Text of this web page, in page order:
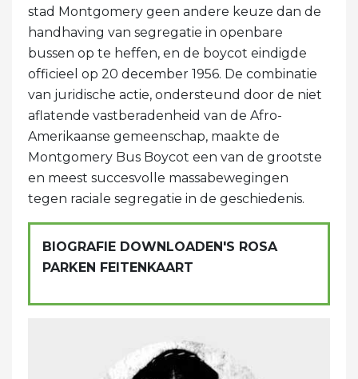
stad Montgomery geen andere keuze dan de
handhaving van segregatie in openbare
bussen op te heffen, en de boycot eindigde
officieel op 20 december 1956. De combinatie
van juridische actie, ondersteund door de niet
aflatende vastberadenheid van de Afro-
Amerikaanse gemeenschap, maakte de
Montgomery Bus Boycot een van de grootste
en meest succesvolle massabewegingen
tegen raciale segregatie in de geschiedenis.
BIOGRAFIE DOWNLOADEN'S ROSA
PARKEN FEITENKAART